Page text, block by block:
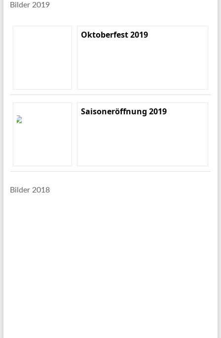
Bilder 2019
Oktoberfest 2019
Saisoneröffnung 2019
Bilder 2018